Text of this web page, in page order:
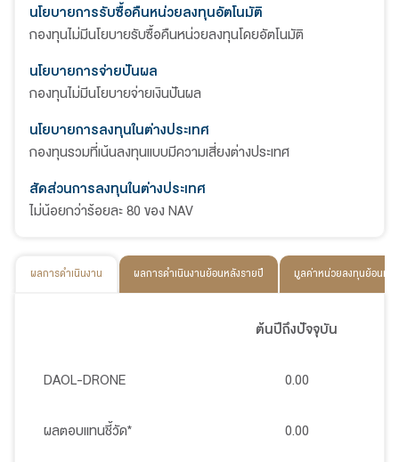
นโยบายการรับซื้อคืนหน่วยลงทุนอัตโนมัติ
กองทุนไม่มีนโยบายรับซื้อคืนหน่วยลงทุนโดยอัตโนมัติ
นโยบายการจ่ายปันผล
กองทุนไม่มีนโยบายจ่ายเงินปันผล
นโยบายการลงทุนในต่างประเทศ
กองทุนรวมที่เน้นลงทุนแบบมีความเสี่ยงต่างประเทศ
สัดส่วนการลงทุนในต่างประเทศ
ไม่น้อยกว่าร้อยละ 80 ของ NAV
ผลการดำเนินงาน ผลการดำเนินงานย้อนหลังรายปี มูลค่าหน่วยลงทุนย้อนหลัง
ต้นปีถึงปัจจุบัน
DAOL-DRONE 0.00
ผลตอบแทนชี้วัด* 0.00